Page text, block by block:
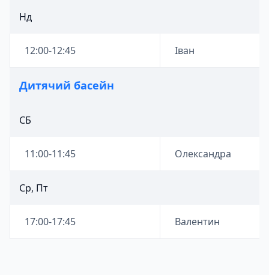
Нд
12:00-12:45 Іван
Дитячий басейн
СБ
11:00-11:45 Олександра
Ср, Пт
17:00-17:45 Валентин